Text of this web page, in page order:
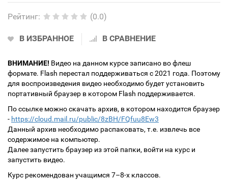
Рейтинг: (0.0)
В ИЗБРАННОЕ В СРАВНЕНИЕ
ВНИМАНИЕ! Видео на данном курсе записано во флеш
формате. Flash перестал поддерживаться с 2021 года. Поэтому
для воспроизведения видео необходимо будет установить
портативный браузер в котором Flash поддерживается.
По ссылке можно скачать архив, в котором находится браузер
- https://cloud.mail.ru/public/8zBH/FQfuu8Ew3
Данный архив необходимо распаковать, т.е. извлечь все
содержимое на компьютер.
Далее запустить браузер из этой папки, войти на курс и
запустить видео.
Курс рекомендован учащимся 7–8-х классов.